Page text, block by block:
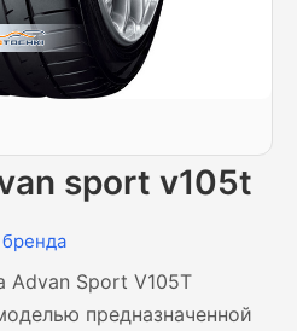
sport v105t
Advan Sport V105T
предназначенной